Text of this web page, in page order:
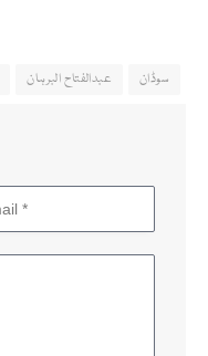
سوڈان عبدالفتاح البرہان